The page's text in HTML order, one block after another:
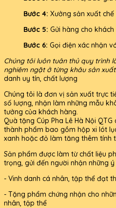
Bước 4: Xưởng sản xuất
Bước 5: Gửi hàng cho khách
Bước 6: Gọi điện xác nhận
Chúng tôi luôn tuân thủ quy trình
nghiêm ngặt ở từng khâu sản
danh uy tín, chất lượng
Chúng tôi là đơn vị sản xuất trực
số lượng, nhận làm những mẫu
tưởng của khách hàng.
Quà tặng Cúp Pha Lê Hà Nội
thành phẩm bao gồm hộp xi lót
xanh hoặc đỏ làm tăng thêm tính
Sản phẩm được làm từ chất liệu
trọng, gửi đến người nhận những
- Vinh danh cá nhân, tập thể đạt
- Tặng phẩm chứng nhận cho
nhân, tập thể